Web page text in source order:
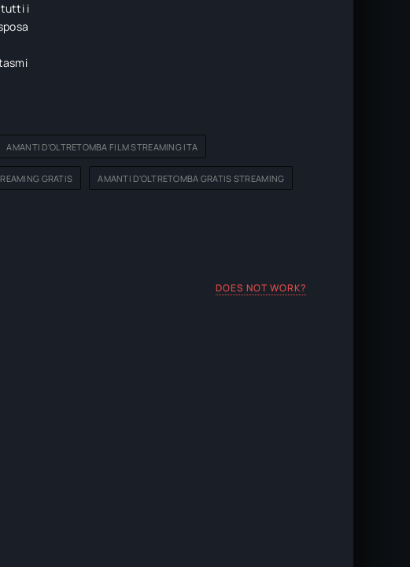
tutti i
AMANTI D'OLTRETOMBA FILM STREAMING ITA
GRATIS AMANTI D'OLTRETOMBA GRATIS STREAMING
DOES NOT WORK?